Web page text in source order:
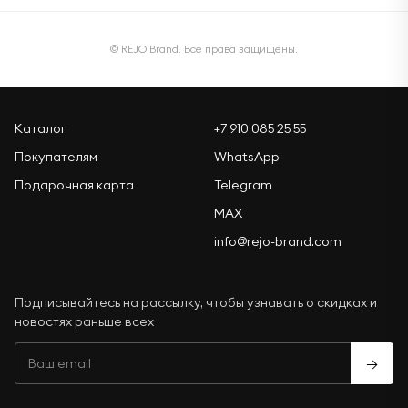
© REJO Brand. Все права защищены.
Каталог
Покупателям
Подарочная карта
+7 910 085 25 55
WhatsApp
Telegram
MAX
info@rejo-brand.com
Подписывайтесь на рассылку, чтобы узнавать о скидках и
новостях раньше всех
→